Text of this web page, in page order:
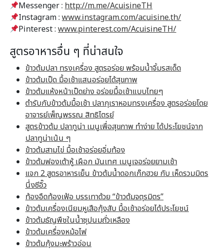
Messenger :http://m.me/AcuisineTH
Instagram :www.instagram.com/acuisine.th/
Pinterest :www.pinterest.com/AcuisineTH/
สูตรอาหารอื่น ๆ ที่น่าสนใจ
ข้าวต้มปลา ทรงเครื่อง สูตรอร่อย พร้อมน้ำจิ้มรสเด็ด
ข้าวต้มเป็ด มื้อเช้าแสนอร่อยได้สุขภาพ
ข้าวต้มแห้งหน้าเป็ดย่าง อร่อยมื้อเช้าแบบไทยๆ
ตำรับกับข้าวต้มมื้อเช้า ปลากุเราหอมทรงเครื่อง สูตรอร่อยโดย
อาจารย์เพ็ญพรรณ สิทธิไตรย์
สูตรข้าวต้ม ปลาทูน่า เมนูเพื่อสุขภาพ ทำง่าย ได้ประโยชน์จาก
ปลาทูน่าเน้น ๆ
ข้าวต้มสามไข่ มื้อเช้าอร่อยอิ่มท้อง
ข้าวต้มฟองเต้าหู้ เผือก มันเทศ เมนูเจอร่อยยามเช้า
แจก 2 สูตรอาหารเย็น ข้าวต้มน้ำดอกเก๊กฮวย กับ เห็ดรวมมิตร
นึ่งซีอิ๊ว
ท้องอืดท้องเฟ้อ บรรเทาด้วย “ข้าวต้มจตุรมิตร”
ข้าวต้มเครื่องเนียมหูเสือกุ้งสับ มื้อเช้าอร่อยได้ประโยชน์
ข้าวต้มธัญพืชในน้ำซุปนมถั่วเหลือง
ข้าวต้มเครื่องหม้อไฟ
ข้าวต้มกุ้งมะพร้าวอ่อน